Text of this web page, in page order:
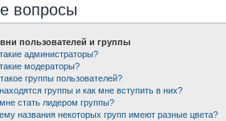
вопросы
пользователей и группы
администраторы?
модераторы?
группы пользователей?
группы и как мне вступить в них?
стать лидером группы?
названия некоторых групп имеют разные цвета?